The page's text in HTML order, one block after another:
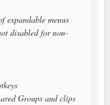
expandable menus
disabled for non-
Groups and clips